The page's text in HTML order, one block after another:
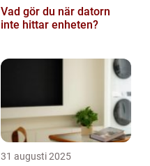
Vad gör du när datorn
inte hittar enheten?
31 augusti 2025